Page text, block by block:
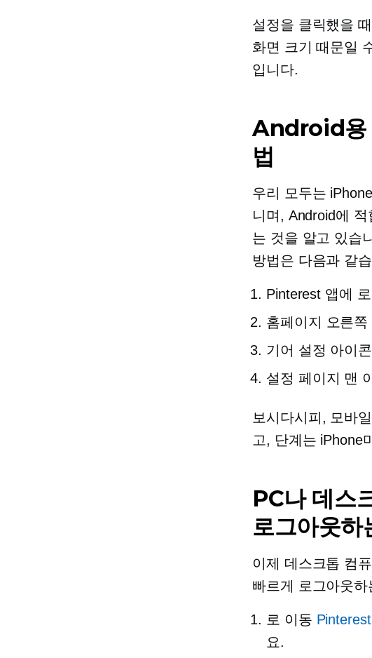
설정을 클릭했을
화면 크기 때문일
입니다.
Android용
법
우리 모두는
니며, Android에
는 것을 알고 있습
방법은 다음과 같
Pinterest 앱에
홈페이지 오른
기어 설정 아이
설정 페이지 맨
보시다시피, 모바
고, 단계는 iPhone
PC나 데스
로그아웃하
이제 데스크톱 컴
빠르게 로그아웃
로 이동
요.